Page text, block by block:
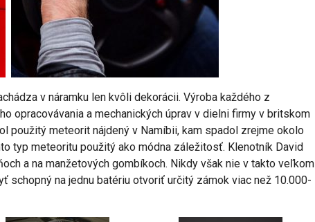
v náramku len kvôli dekorácii. Výroba každého z
opracovávania a mechanických úprav v dielni firmy v britskom
použitý meteorit nájdený v Namíbii, kam spadol zrejme okolo
typ meteoritu použitý ako módna záležitosť. Klenotník David
a na manžetových gombíkoch. Nikdy však nie v takto veľkom
schopný na jednu batériu otvoriť určitý zámok viac než 10.000-